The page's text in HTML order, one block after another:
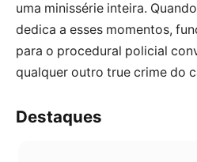
uma minissérie inteira.
dedica a esses momentos,
para o procedural policial
qualquer outro true crime do
Destaques